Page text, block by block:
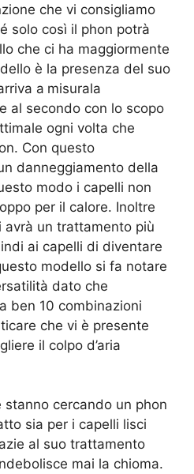
che vi consigliamo
solo così il phon potrà
che ci ha maggiormente
è la presenza del suo
a misurala
al secondo con lo scopo
ogni volta che
Con questo
danneggiamento della
modo i capelli non
per il calore. Inoltre
avrà un trattamento più
ai capelli di diventare
modello si fa notare
dato che
ben 10 combinazioni
che vi è presente
il colpo d’aria
stanno cercando un phon
sia per i capelli lisci
al suo trattamento
mai la chioma.